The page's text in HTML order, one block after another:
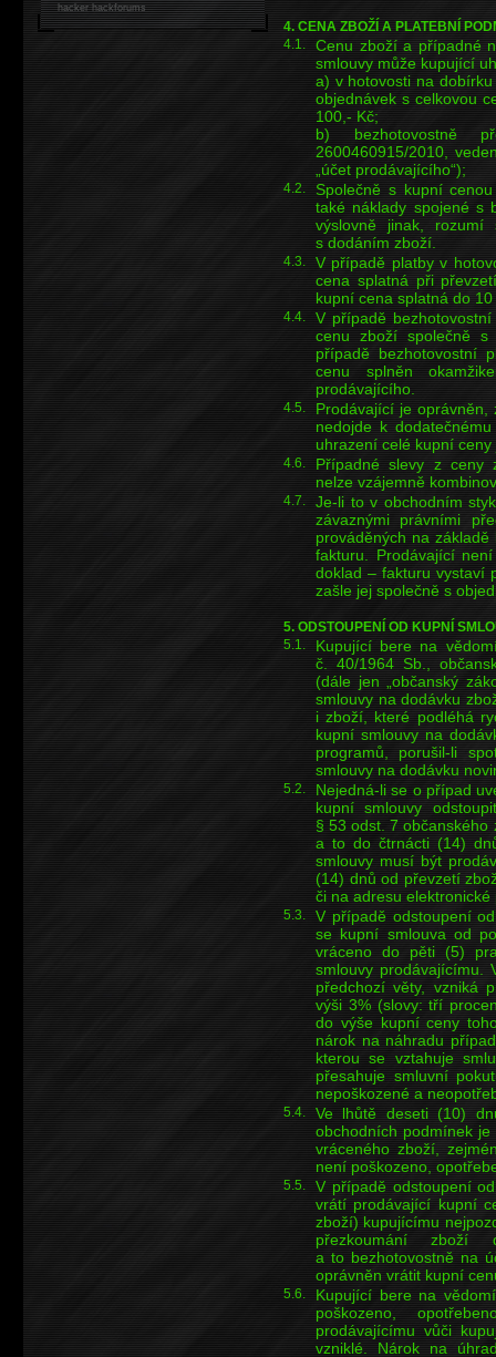
4. CENA ZBOŽÍ A PLATEBNÍ
4.1.
Cenu zboží a případné
smlouvy může kupující
a) v hotovosti na
objednávek s celkovou
100,- Kč;
b) bezhotovostně
2600460915/2010,
„účet prodávajícího“);
4.2.
Společně s kupní
také náklady spojené s
výslovně jinak,
s dodáním zboží.
4.3.
V případě platby v
cena splatná při
kupní cena splatná do
4.4.
V případě
cenu zboží společně s
případě bezhotovostní
cenu splněn
prodávajícího.
4.5.
Prodávající je
nedojde k
uhrazení celé kupní
4.6.
Případné slevy z ceny
nelze vzájemně
4.7.
Je-li to v obchodním
závaznými právními
prováděných na
fakturu. Prodávající
doklad – fakturu vystaví
zašle jej společně s
5. ODSTOUPENÍ OD KUPNÍ
5.1.
Kupující bere na
č. 40/1964 Sb.,
(dále jen „občanský
smlouvy na dodávku
i zboží, které podléhá
kupní smlouvy na
programů, porušil-li
smlouvy na dodávku
5.2.
Nejedná-li se o případ
kupní smlouvy
§ 53 odst. 7
a to do čtrnácti (14)
smlouvy musí být
(14) dnů od převzetí
či na adresu
5.3.
V případě odstoupení
se kupní smlouva od
vráceno do pěti (5)
smlouvy prodávajícímu.
předchozí věty, vzniká
výši 3% (slovy: tří
do výše kupní ceny
nárok na náhradu
kterou se vztahuje
přesahuje smluvní
nepoškozené a
5.4.
Ve lhůtě deseti (10)
obchodních podmínek
vráceného zboží,
není poškozeno,
5.5.
V případě odstoupení
vrátí prodávající kupní
zboží) kupujícímu
přezkoumání
a to bezhotovostně na
oprávněn vrátit kupní
5.6.
Kupující bere na
poškozeno,
prodávajícímu vůči
vzniklé. Nárok na
hackerhackforums